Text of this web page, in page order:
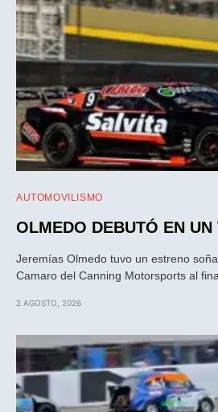
AUTOMOVILISMO
OLMEDO DEBUTÓ EN UN
Jeremías Olmedo tuvo un estreno
Camaro del Canning Motorsports al
2 AGOSTO, 2026